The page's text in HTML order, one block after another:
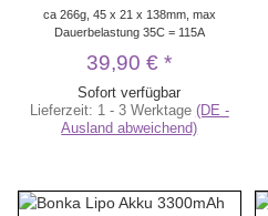
ca 266g, 45 x 21 x 138mm, max
Dauerbelastung 35C = 115A
39,90 €*
Sofort verfügbar
Lieferzeit: 1 - 3 Werktage (DE -
Ausland abweichend)